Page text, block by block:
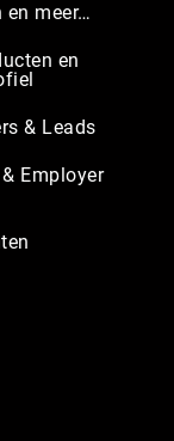
en meer…
en
& Leads
Employer